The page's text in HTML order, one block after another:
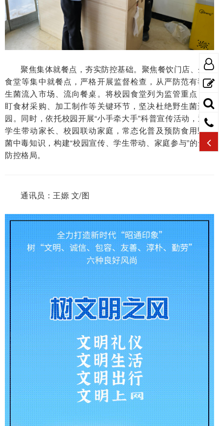
聚焦集体就餐点，夯实防控基础。聚焦餐饮门店、企业
食堂等集中就餐点，严格开展监督检查，从严防范有毒野
生菌流入市场、流向餐桌。将校园食堂列为监管重点，紧
盯食材采购、加工制作等关键环节，坚决杜绝野生菌进校
园。同时，依托校园开展“小手牵大手”科普宣传活动，通过
学生带动家长、校园联动家庭，常态化普及预防食用野生
菌中毒知识，构建“校园宣传、学生带动、家庭参与”的全域
防控格局。
通讯员：王嫄 文/图